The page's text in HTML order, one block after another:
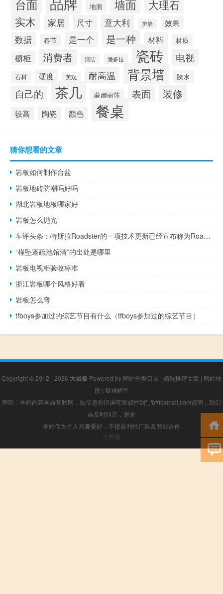
台面 地面 墙面
大理石
实木
家居 尺寸 意大利 护墙 效果
数据 春节 是一个 是一种 材料 材质
橱柜 消费者 清洁 潘多拉 瓷砖 电视
石材 硬度 美观 耐高温 背景墙 胶水
自己的 茶几 蒙娜丽莎 表面 装修
较高 陶瓷 颜色 餐桌
猜你想看的文章
岩板如何制作台盆
岩板地砖防潮吗好吗
湖北岩板地板哪家好
岩板怎么抛光
车评头条：特斯拉Roadster的一项技术更新已经宣布称为Roadster 3.0
“槿坠蓬疏池馆清”的出处是哪里
岩板电视柜验收标准
浙江岩板哪个风格好看
岩板怎么弯
tfboys参加过的综艺节目有什么（tfboys参加过的综艺节目）
Copyright © 2012 - 2026 大岩板 Powered by 网站分类目录 | 精选推荐文章 | 网站地
图 | 疑难解答
声明：本站内容来自互联网，如信息有错误可发邮件到f_fb#foxmail.com说明，我们
会及时纠正，谢谢
本站仅为个人兴趣爱好，不接盈利性广告及商业合作
小男孩